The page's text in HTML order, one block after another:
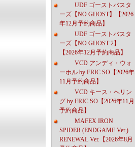
UDF ゴーストバスタ
ーズ【NO GHOST】【2026
年12月予約商品】
UDF ゴーストバスタ
ーズ【NO GHOST 2】
【2026年12月予約商品】
VCD アンディ・ウォ
ーホル by ERIC SO【2026年
11月予約商品】
VCD キース・ヘリン
グ by ERIC SO【2026年11月
予約商品】
MAFEX IRON
SPIDER (ENDGAME Ver.)
RENEWAL Ver.【2026年8月